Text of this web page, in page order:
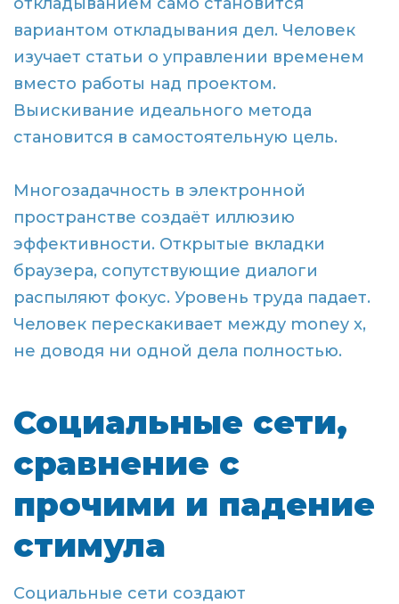
вариантом откладывания дел. Человек
изучает статьи о управлении временем
вместо работы над проектом.
Выискивание идеального метода
становится в самостоятельную цель.
Многозадачность в электронной
пространстве создаёт иллюзию
эффективности. Открытые вкладки
браузера, сопутствующие диалоги
распыляют фокус. Уровень труда падает.
Человек перескакивает между money x,
не доводя ни одной дела полностью.
Социальные сети,
сравнение с
прочими и падение
стимула
Социальные сети создают